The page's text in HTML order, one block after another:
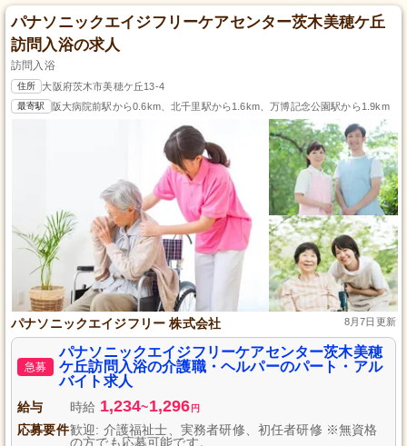
パナソニックエイジフリーケアセンター茨木美穂ケ丘
訪問入浴の求人
訪問入浴
住所 大阪府茨木市美穂ケ丘13-4
最寄駅 阪大病院前駅から0.6km、北千里駅から1.6km、万博記念公園駅から1.9km
パナソニックエイジフリー 株式会社 8月7日更新
急募
パナソニックエイジフリーケアセンター茨木美穂
ケ丘訪問入浴の介護職・ヘルパーのパート・アル
バイト求人
給与 時給 1,234~1,296 円
応募要件歓迎: 介護福祉士、実務者研修、初任者研修 ※無資格
の方でも応募可能です。